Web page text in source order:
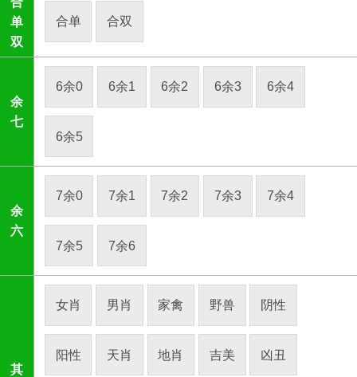
单
双
合单 合双
余
七
6余0 6余1 6余2 6余3 6余4
6余5
余
六
7余0 7余1 7余2 7余3 7余4
7余5 7余6
其
女肖 男肖 家禽 野兽 阴性
阳性 天肖 地肖 吉美 凶丑